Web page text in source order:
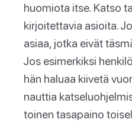
huomiota itse. Katso
kirjoitettavia asioita.
asiaa, jotka eivät
Jos esimerkiksi
hän haluaa kiivetä
nauttia
toinen tasapaino